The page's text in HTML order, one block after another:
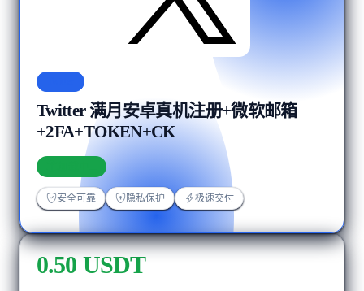
Twitter 满月安卓真机注册+微软邮箱
+2FA+TOKEN+CK
安全可靠 隐私保护 极速交付
0.50 USDT